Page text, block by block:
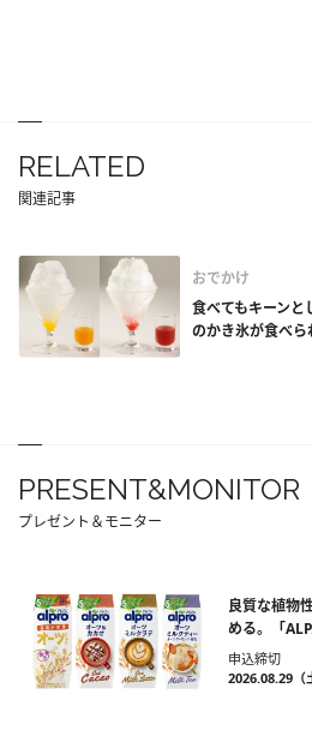
RELATED
関連記事
おでかけ
食べてもキーン
のかき氷が食べら
PRESENT&MONITOR
プレゼント＆モニター
良質な植物
める。「
申込締切
2026.08.29（